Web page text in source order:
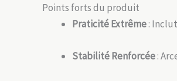
Points forts du produit
Praticité Extrême:
Stabilité Renforcée: